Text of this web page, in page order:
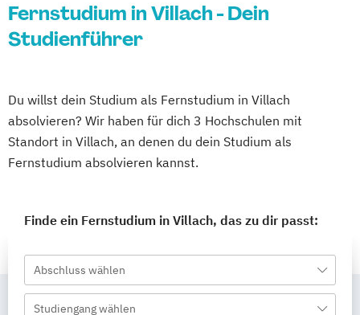
Fernstudium in Villach - Dein
Studienführer
Du willst dein Studium als Fernstudium in Villach
absolvieren? Wir haben für dich 3 Hochschulen mit
Standort in Villach, an denen du dein Studium als
Fernstudium absolvieren kannst.
Finde ein Fernstudium in Villach, das zu dir passt:
Abschluss wählen
Studiengang wählen